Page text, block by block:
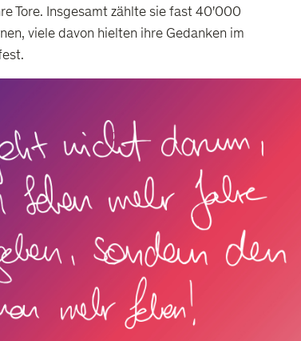
Tore. Insgesamt zählte sie fast 40'000
viele davon hielten ihre Gedanken im